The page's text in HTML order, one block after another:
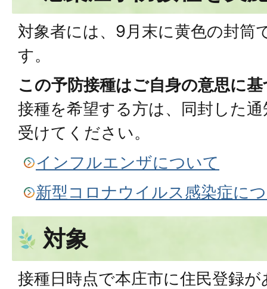
対象者には、9月末に黄色の封筒
す。
この予防接種はご自身の意思に
接種を希望する方は、同封した
受けてください。
インフルエンザについて
新型コロナウイルス感染症に
対象
接種日時点で本庄市に住民登録